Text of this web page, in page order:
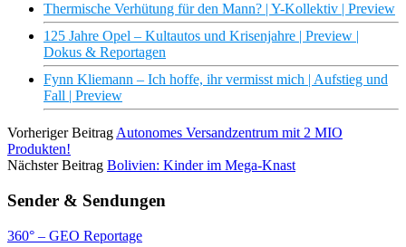
Thermische Verhütung für den Mann? | Y-Kollektiv | Preview
125 Jahre Opel – Kultautos und Krisenjahre | Preview |
Dokus & Reportagen
Fynn Kliemann – Ich hoffe, ihr vermisst mich | Aufstieg und
Fall | Preview
Vorheriger Beitrag Autonomes Versandzentrum mit 2 MIO
Produkten!
Nächster Beitrag Bolivien: Kinder im Mega-Knast
Sender & Sendungen
360° – GEO Reportage